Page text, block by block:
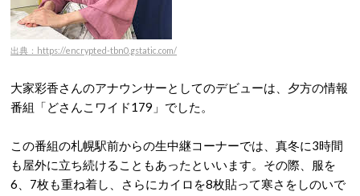
出典：https://encrypted-tbn0.gstatic.com/
大家彩香さんのアナウンサーとしてのデビューは、夕方の情報
番組「どさんこワイド179」でした。
この番組の札幌駅前からの生中継コーナーでは、真冬に3時間
も屋外に立ち続けることもあったといいます。 その際、服を
6、7枚も重ね着し、さらにカイロを8枚貼って寒さをしのいで